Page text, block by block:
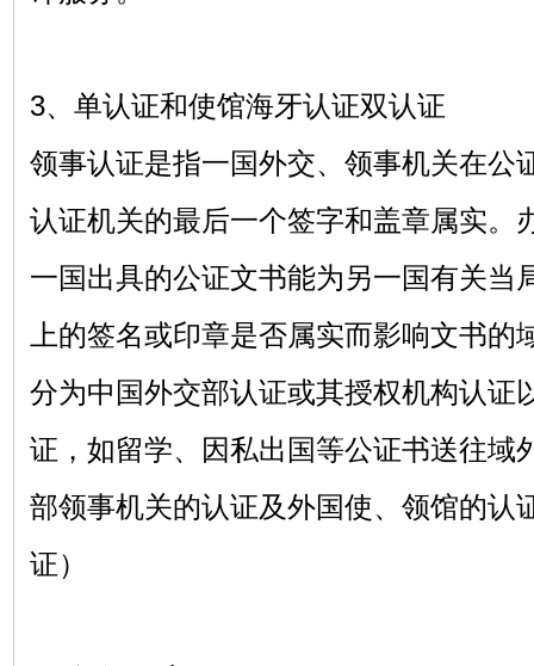
3、单认证和使馆海牙认证双认证
领事认证是指一国外交、领事机关在公
认证机关的最后一个签字和盖章属实。
一国出具的公证文书能为另一国有关当
上的签名或印章是否属实而影响文书
分为中国外交部认证或其授权机构认证
证，如留学、因私出国等公证书送往域
部领事机关的认证及外国使、领馆的认
证）